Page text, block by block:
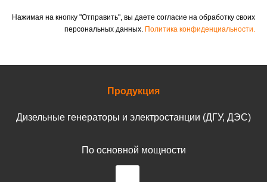
Нажимая на кнопку "Отправить", вы даете согласие на обработку своих
персональных данных. Политика конфиденциальности.
Продукция
Дизельные генераторы и электростанции (ДГУ, ДЭС)
По основной мощности